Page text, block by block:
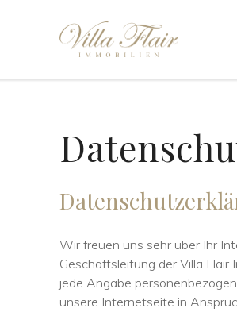
Wir freuen uns sehr über Ihr
Geschäftsleitung der Villa Flair
jede Angabe
unsere Internetseite in